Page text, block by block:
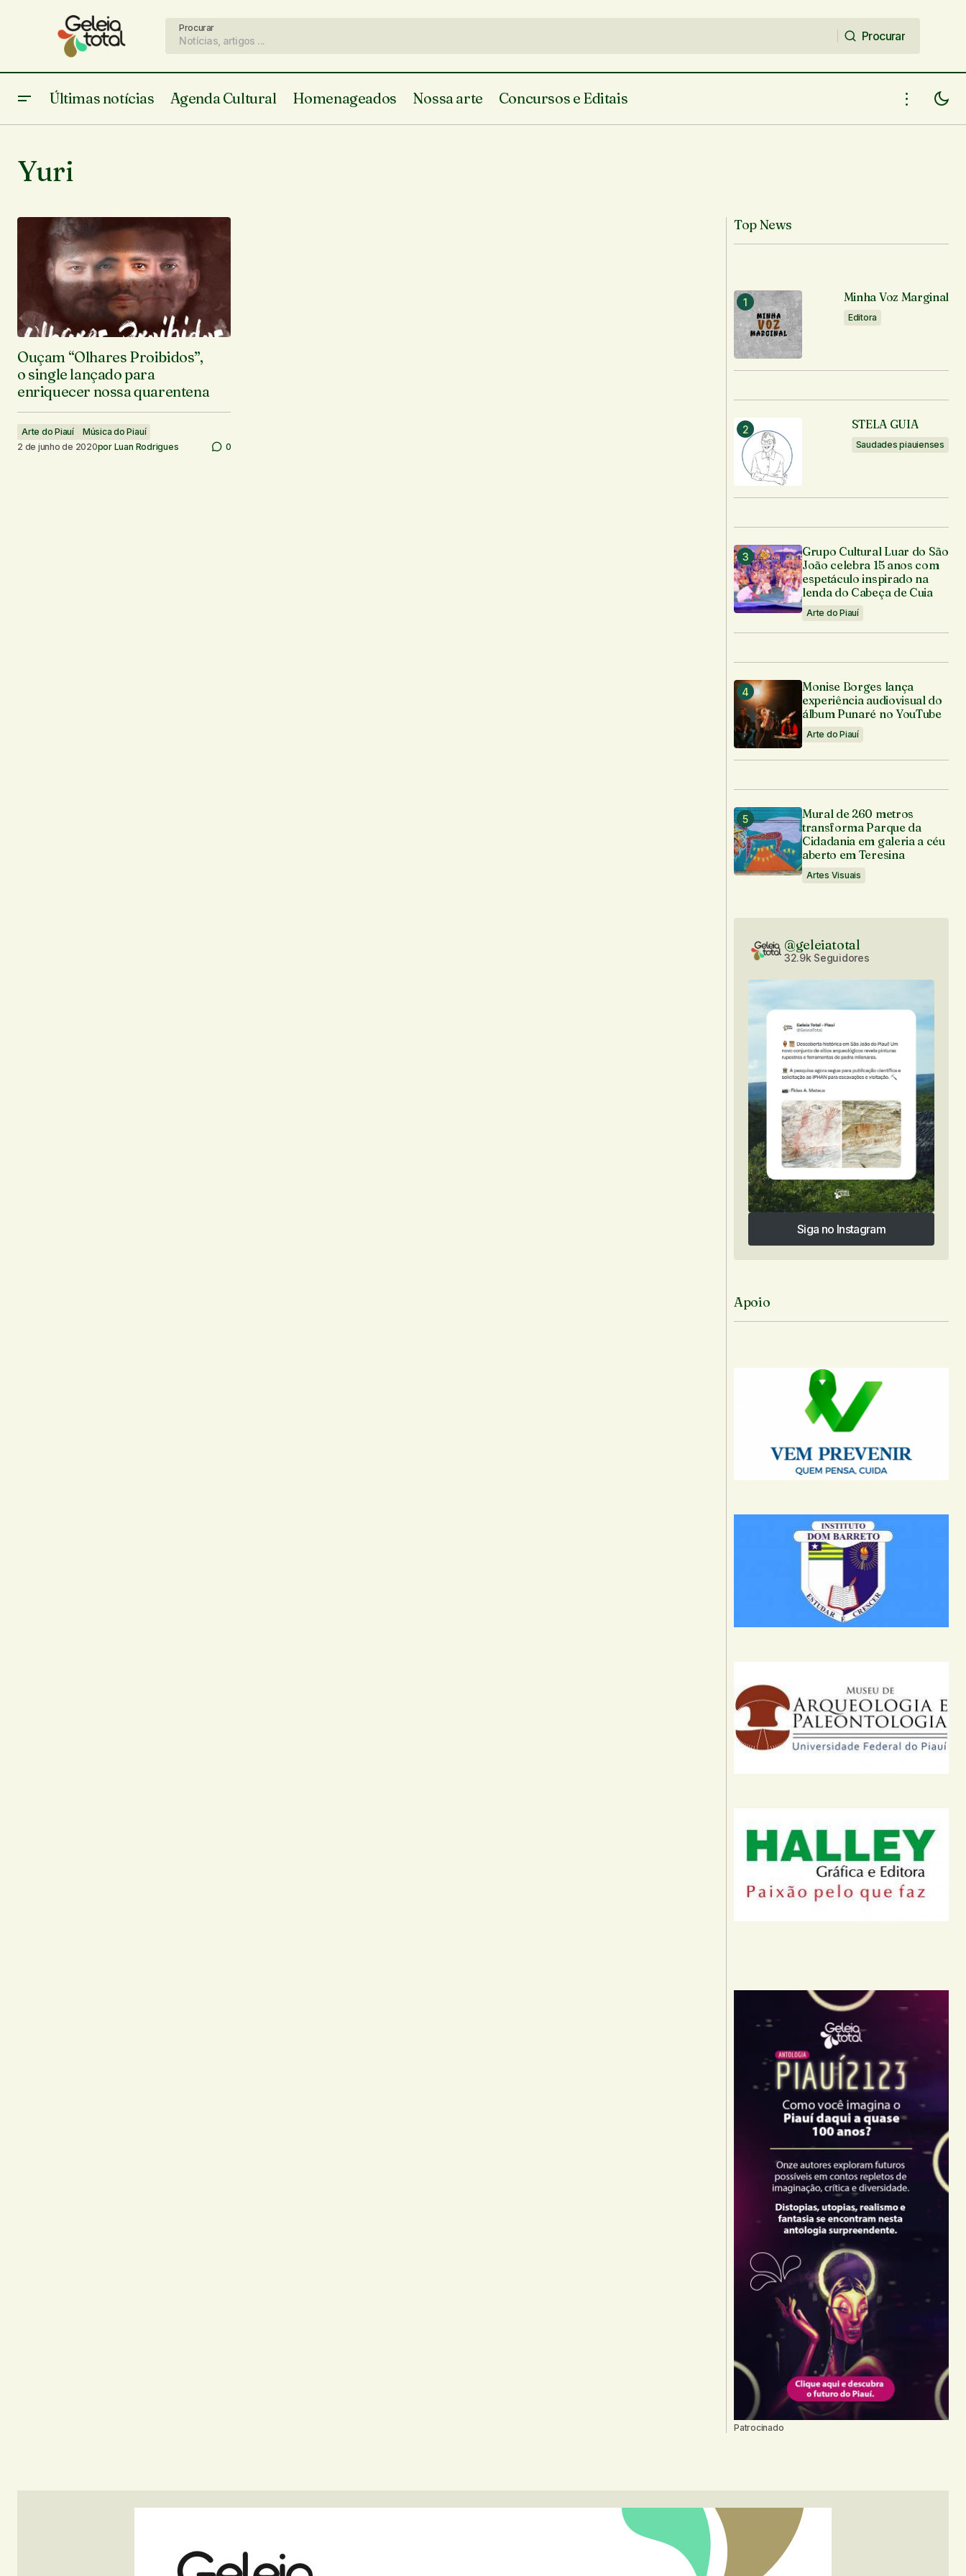
Procurar
Procurar
Últimas notícias Agenda Cultural Homenageados Nossa arte Concursos e Editais
Yuri
Ouçam “Olhares Proibidos”,
o single lançado para
enriquecer nossa quarentena
Arte do Piauí
Música do Piauí
2 de junho de 2020por Luan Rodrigues 0
Top News
Minha Voz Marginal
Editora
STELA GUIA
Saudades piauienses
Grupo Cultural Luar do São
João celebra 15 anos com
espetáculo inspirado na
lenda do Cabeça de Cuia
Arte do Piauí
Monise Borges lança
experiência audiovisual do
álbum Punaré no YouTube
Arte do Piauí
Mural de 260 metros
transforma Parque da
Cidadania em galeria a céu
aberto em Teresina
Artes Visuais
@geleiatotal
32.9k Seguidores
Siga no Instagram
Siga no Instagram
Apoio
Patrocinado